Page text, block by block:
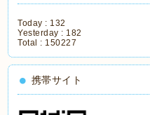
Today : 132
Yesterday : 182
Total : 150227
携帯サイト